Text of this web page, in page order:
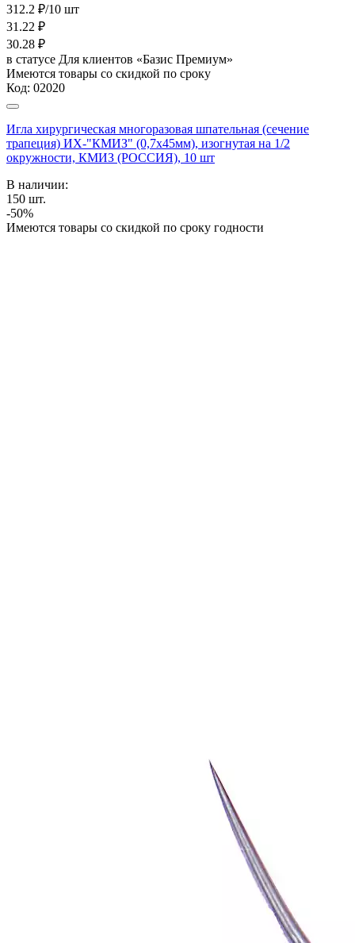
312.2 ₽/10 шт
31.22 ₽
30.28 ₽
в статусе Для клиентов «Базис Премиум»
Имеются товары со скидкой по сроку
Код: 02020
Игла хирургическая многоразовая шпательная (сечение
трапеция) ИХ-"КМИЗ" (0,7х45мм), изогнутая на 1/2
окружности, КМИЗ (РОССИЯ), 10 шт
В наличии:
150 шт.
-50%
Имеются товары со скидкой по сроку годности